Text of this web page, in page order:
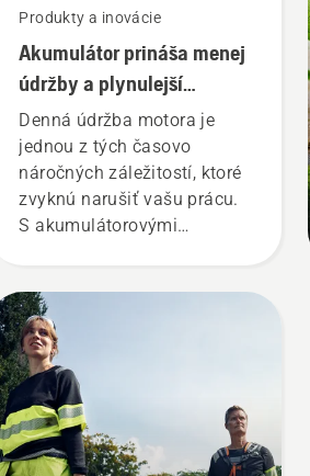
Produkty a inovácie
Akumulátor prináša menej
údržby a plynulejší
pracovný deň
Denná údržba motora je
jednou z tých časovo
náročných záležitostí, ktoré
zvyknú narušiť vašu prácu.
S akumulátorovými